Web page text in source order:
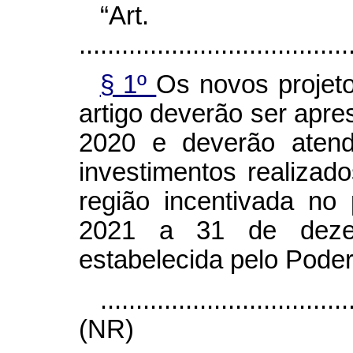
§ 1º Os novos
artigo deverão ser
2020 e deverão
investimentos
região incentivada
2021 a 31 de
estabelecida pelo
(NR)